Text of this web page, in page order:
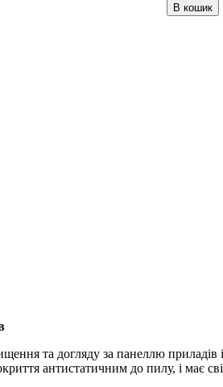
В кошик
та догляду за панеллю приладів
антистатичним до пилу, і має